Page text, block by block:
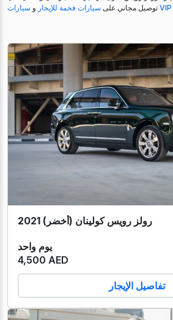
توصيل مجاني على سيارات فخمة للإيجار و
رولز رويس كولينان (أخضر) 2021
يوم واحد
4,500 AED
تفاصيل الإيجار